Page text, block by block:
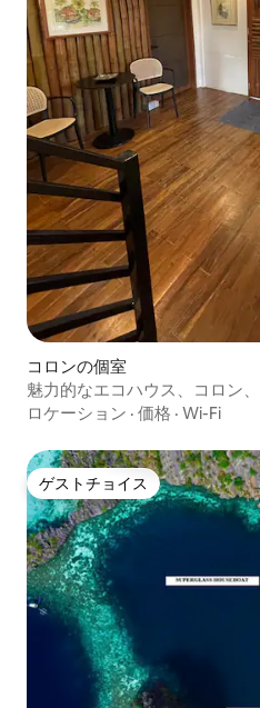
コロンの個室
魅力的なエコハウス、コロン
205
ロケーション · 価格 · Wi-Fi
ゲストチョイス
ゲストチョイス